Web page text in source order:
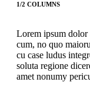
1/2 COLUMNS
Lorem ipsum dolor
cum, no quo
cu case ludus
soluta regione
amet nonumy